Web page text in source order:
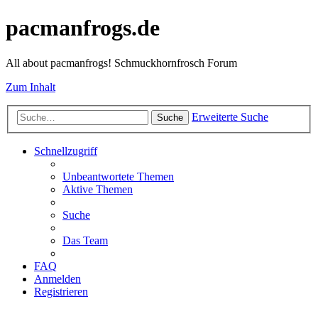
pacmanfrogs.de
All about pacmanfrogs! Schmuckhornfrosch Forum
Zum Inhalt
Suche Erweiterte Suche
Schnellzugriff
Unbeantwortete Themen
Aktive Themen
Suche
Das Team
FAQ
Anmelden
Registrieren